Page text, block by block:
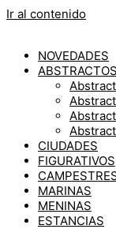
Ir al contenido
NOVEDADES
ABSTRACTOS
CIUDADES
FIGURATIVOS
MARINAS
MENINAS
ESTANCIAS